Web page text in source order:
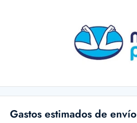
Gastos estimados de envío